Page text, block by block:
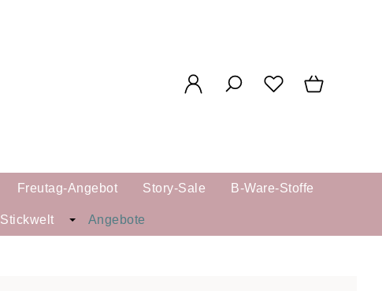
Freutag-Angebot Story-Sale B-Ware-Stoffe
Stickwelt Angebote